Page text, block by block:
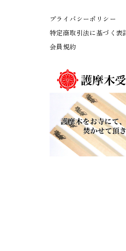
プライバシーポリシー
特定商取引法に基づく表
会員規約